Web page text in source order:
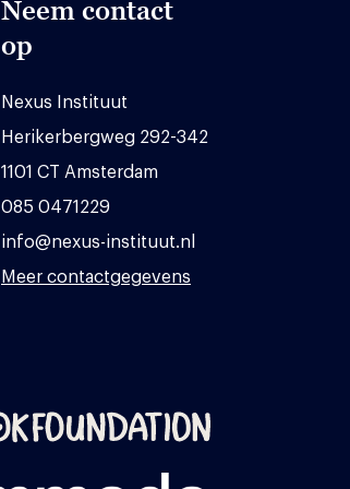
Neem contact
op
Nexus Instituut
Herikerbergweg 292-342
1101 CT Amsterdam
085 0471229
info@nexus-instituut.nl
Meer contactgegevens